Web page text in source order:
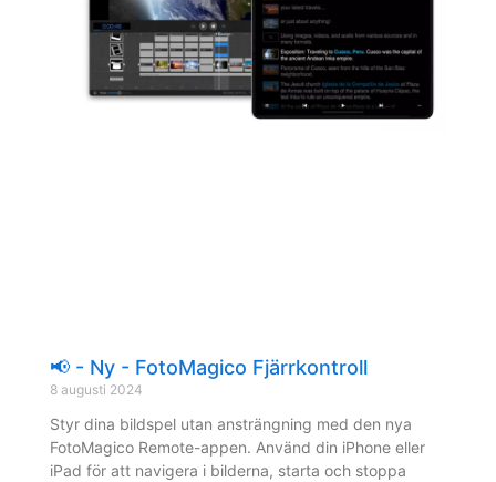
📢 - Ny - FotoMagico Fjärrkontroll
8 augusti 2024
Styr dina bildspel utan ansträngning med den nya
FotoMagico Remote-appen. Använd din iPhone eller
iPad för att navigera i bilderna, starta och stoppa